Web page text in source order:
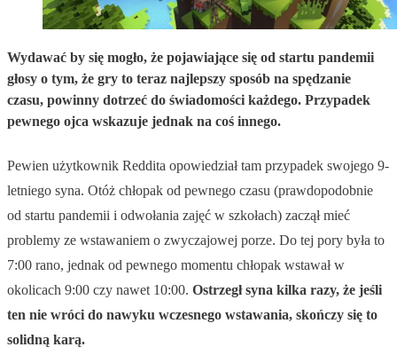
Wydawać by się mogło, że pojawiające się od startu pandemii
głosy o tym, że gry to teraz najlepszy sposób na spędzanie
czasu, powinny dotrzeć do świadomości każdego. Przypadek
pewnego ojca wskazuje jednak na coś innego.
Pewien użytkownik Reddita opowiedział tam przypadek swojego 9-
letniego syna. Otóż chłopak od pewnego czasu (prawdopodobnie
od startu pandemii i odwołania zajęć w szkołach) zaczął mieć
problemy ze wstawaniem o zwyczajowej porze. Do tej pory była to
7:00 rano, jednak od pewnego momentu chłopak wstawał w
okolicach 9:00 czy nawet 10:00. Ostrzegł syna kilka razy, że jeśli
ten nie wróci do nawyku wczesnego wstawania, skończy się to
solidną karą.